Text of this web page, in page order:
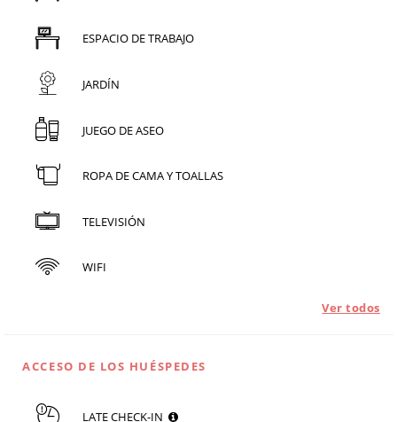
ESPACIO DE TRABAJO
JARDÍN
JUEGO DE ASEO
ROPA DE CAMA Y TOALLAS
TELEVISIÓN
WIFI
Ver todos
ACCESO DE LOS HUÉSPEDES
LATE CHECK-IN